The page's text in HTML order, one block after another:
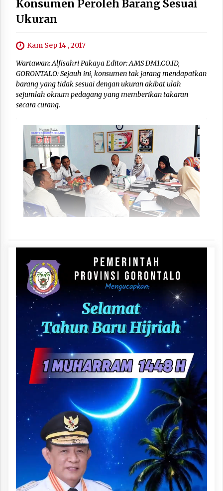
Konsumen Peroleh Barang Sesuai
Ukuran
Kam Sep 14 , 2017
Wartawan: Alfisahri Pakaya Editor: AMS DM1.CO.ID,
GORONTALO: Sejauh ini, konsumen tak jarang mendapatkan
barang yang tidak sesuai dengan ukuran akibat ulah
sejumlah oknum pedagang yang memberikan takaran
secara curang.